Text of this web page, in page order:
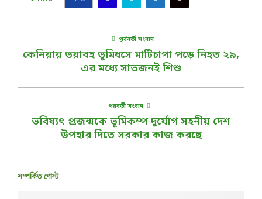
পূর্ববর্তী সংবাদ
কেনিয়ায় ভয়াবহ ভূমিধসে মাটিচাপা পড়ে নিহত ২৯,
এর মধ্যে সাতজনই শিশু
পরবর্তী সংবাদ
ভবিষ্যৎ প্রজন্মকে ভূমিকম্প দুর্যোগ সহনীয় দেশ
উপহার দিতে সরকার কাজ করছে
সম্পর্কিত পোস্ট